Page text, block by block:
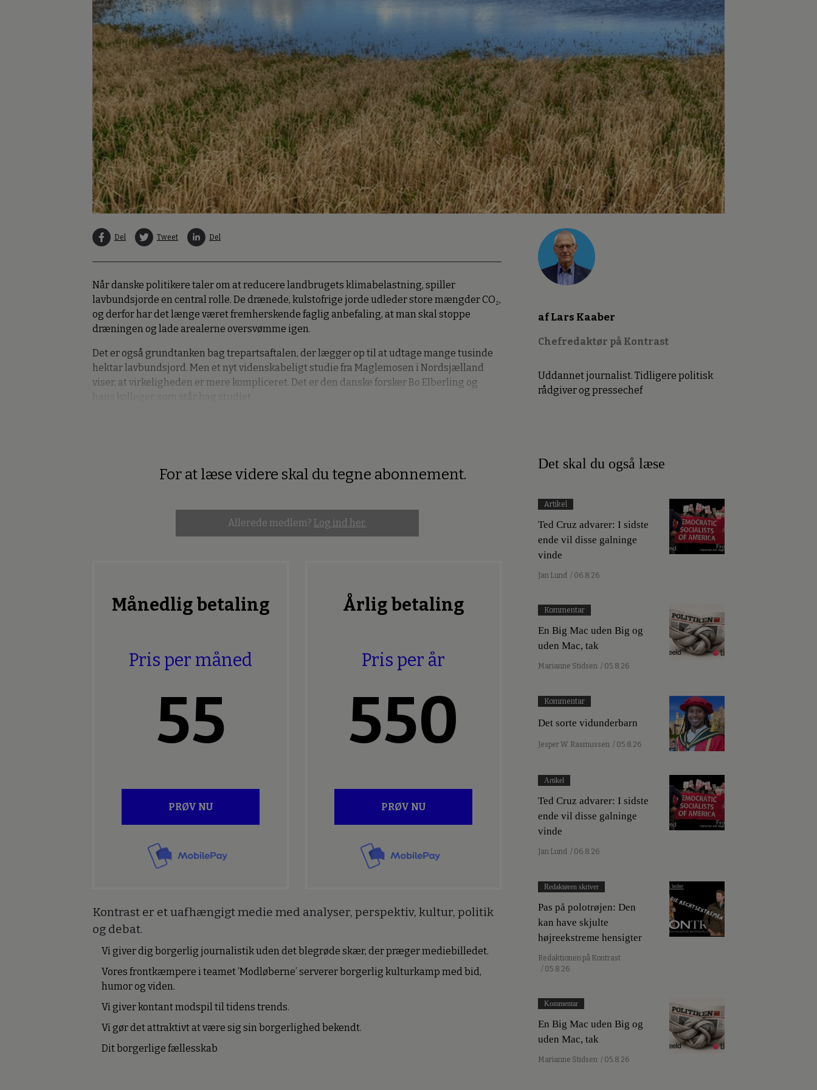
Del Tweet Del
Når danske politikere taler om at reducere landbrugets klimabelastning, spiller
lavbundsjorde en central rolle. De drænede, kulstofrige jorde udleder store mængder CO₂,
og derfor har det længe været fremherskende faglig anbefaling, at man skal stoppe
dræningen og lade arealerne oversvømme igen.
Det er også grundtanken bag trepartsaftalen, der lægger op til at udtage mange tusinde
hektar lavbundsjord. Men et nyt videnskabeligt studie fra Maglemosen i Nordsjælland
viser, at virkeligheden er mere kompliceret. Det er den danske forsker Bo Elberling og
PremiumFor at læse videre skal du tegne abonnement.
Allerede medlem? Log ind her.
Månedlig betaling
Pris per måned
55
PRØV NU
Årlig betaling
Pris per år
550
PRØV NU
Kontrast er et uafhængigt medie med analyser, perspektiv, kultur, politik
og debat.
Vi giver dig borgerlig journalistik uden det blegrøde skær, der præger mediebilledet.
Vores frontkæmpere i teamet ’Modløberne’ serverer borgerlig kulturkamp med bid,
humor og viden.
Vi giver kontant modspil til tidens trends.
Vi gør det attraktivt at være sig sin borgerlighed bekendt.
Dit borgerlige fællesskab
af Lars Kaaber
Chefredaktør på Kontrast
Uddannet journalist. Tidligere politisk
rådgiver og pressechef
Det skal du også læse
Artikel
Ted Cruz advarer: I sidste
ende vil disse galninge
vinde
Jan Lund / 06.8.26
Kommentar
En Big Mac uden Big og
uden Mac, tak
Marianne Stidsen / 05.8.26
Kommentar
Det sorte vidunderbarn
Jesper W. Rasmussen / 05.8.26
Artikel
Ted Cruz advarer: I sidste
ende vil disse galninge
vinde
Jan Lund / 06.8.26
Redaktøren skriver
Pas på polotrøjen: Den
kan have skjulte
højreekstreme hensigter
Redaktionen på Kontrast
/ 05.8.26
Kommentar
En Big Mac uden Big og
uden Mac, tak
Marianne Stidsen / 05.8.26